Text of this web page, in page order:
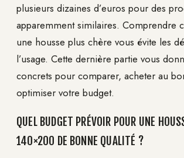
plusieurs dizaines d’euros pour des
apparemment similaires. Comprendre
une housse plus chère vous évite les
l’usage. Cette dernière partie vous
concrets pour comparer, acheter au
optimiser votre budget.
QUEL BUDGET PRÉVOIR POUR UNE
140×200 DE BONNE QUALITÉ ?